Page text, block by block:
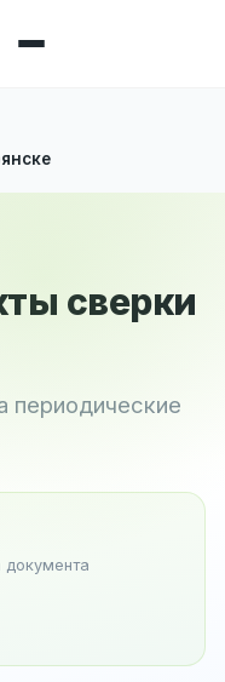
сверки
периодические
документа